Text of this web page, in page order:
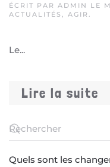
ÉCRIT PAR ADMIN LE
ACTUALITÉS
AGIR
Le...
Lire la suite
Quels sont les